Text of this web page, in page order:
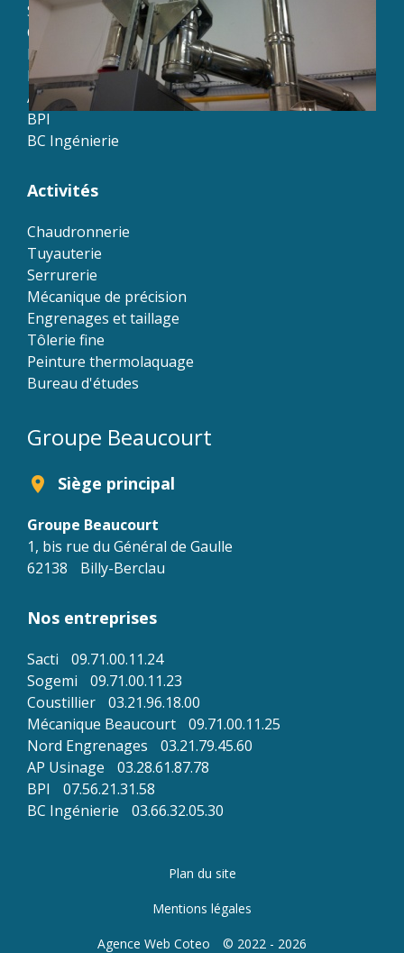
Sogemi
Coustillier
Mécanique Beaucourt
Nord Engrenages
AP Usinage
BPI
BC Ingénierie
Activités
Chaudronnerie
Tuyauterie
Serrurerie
Mécanique de précision
Engrenages et taillage
Tôlerie fine
Peinture thermolaquage
Bureau d'études
Groupe Beaucourt
location_on Siège principal
Groupe Beaucourt
1, bis rue du Général de Gaulle
62138
Billy-Berclau
Nos entreprises
Sacti
09.71.00.11.24
Sogemi
09.71.00.11.23
Coustillier
03.21.96.18.00
Mécanique Beaucourt
09.71.00.11.25
Nord Engrenages
03.21.79.45.60
AP Usinage
03.28.61.87.78
BPI
07.56.21.31.58
BC Ingénierie
03.66.32.05.30
Plan du site
Mentions légales
Agence Web Coteo © 2022 - 2026